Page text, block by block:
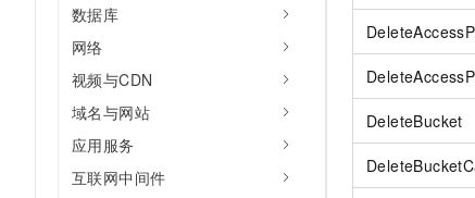
数据库
网络
视频与CDN
域名与网站
应用服务
互联网中间件
DeleteBucket
10 分钟在聊天系统中
专有云